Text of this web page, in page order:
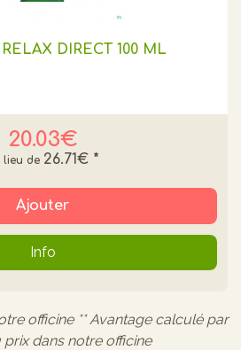
DIRECT 100 ML
20.03€
26.71€ *
Ajouter
Info
officine ** Avantage calculé par
dans notre officine